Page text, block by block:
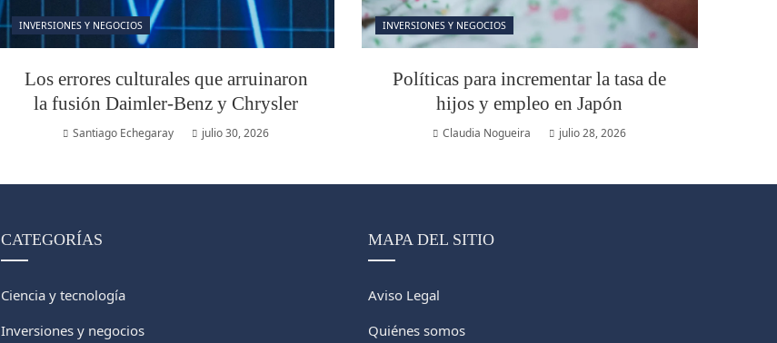
INVERSIONES Y NEGOCIOS
Los errores culturales que arruinaron
la fusión Daimler-Benz y Chrysler
Santiago Echegaray julio 30, 2026
INVERSIONES Y NEGOCIOS
Políticas para incrementar la tasa de
hijos y empleo en Japón
Claudia Nogueira julio 28, 2026
CATEGORÍAS
Ciencia y tecnología
Inversiones y negocios
MAPA DEL SITIO
Aviso Legal
Quiénes somos